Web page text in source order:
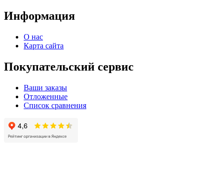
Информация
О нас
Карта сайта
Покупательский сервис
Ваши заказы
Отложенные
Список сравнения